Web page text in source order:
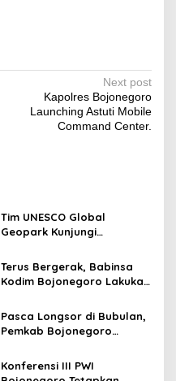
Next post
Kapolres Bojonegoro
Launching Astuti Mobile
Command Center.
Tim UNESCO Global
Geopark Kunjungi
Geologi Bojonegoro
Terus Bergerak, Babinsa
Kodim Bojonegoro Lakukan
Generasi Muda Bangsa
Pasca Longsor di Bubulan,
Pemkab Bojonegoro
Normalisasi Sungai dan
Percepat Penanganan
Konferensi III PWI